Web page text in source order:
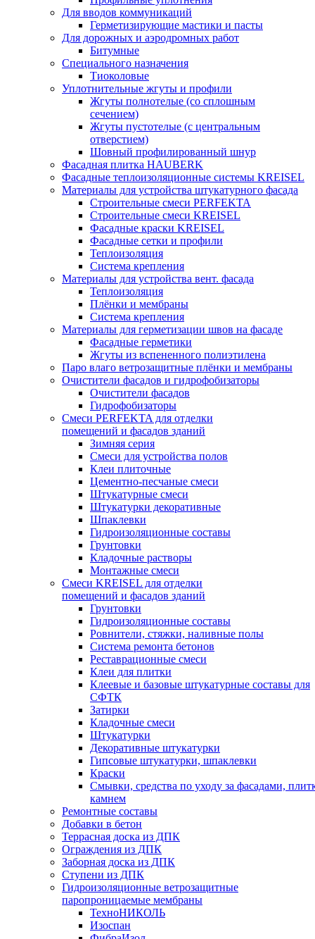
Для вводов коммуникаций
Герметизирующие мастики и пасты
Для дорожных и аэродромных работ
Битумные
Специального назначения
Тиоколовые
Уплотнительные жгуты и профили
Жгуты полнотелые (со сплошным
сечением)
Жгуты пустотелые (с центральным
отверстием)
Шовный профилированный шнур
Фасадная плитка HAUBERK
Фасадные теплоизоляционные системы KREISEL
Материалы для устройства штукатурного фасада
Строительные смеси PERFEKTA
Строительные смеси KREISEL
Фасадные краски KREISEL
Фасадные сетки и профили
Теплоизоляция
Система крепления
Материалы для устройства вент. фасада
Теплоизоляция
Плёнки и мембраны
Система крепления
Материалы для герметизации швов на фасаде
Фасадные герметики
Жгуты из вспененного полиэтилена
Паро влаго ветрозащитные плёнки и мембраны
Очистители фасадов и гидрофобизаторы
Очистители фасадов
Гидрофобизаторы
Смеси PERFEKTA для отделки
помещений и фасадов зданий
Зимняя серия
Смеси для устройства полов
Клеи плиточные
Цементно-песчаные смеси
Штукатурные смеси
Штукатурки декоративные
Шпаклевки
Гидроизоляционные составы
Грунтовки
Кладочные растворы
Монтажные смеси
Смеси KREISEL для отделки
помещений и фасадов зданий
Грунтовки
Гидроизоляционные составы
Ровнители, стяжки, наливные полы
Cистема ремонта бетонов
Реставрационные смеси
Клеи для плитки
Клеевые и базовые штукатурные составы для
СФТК
Затирки
Кладочные смеси
Штукатурки
Декоративные штукатурки
Гипсовые штукатурки, шпаклевки
Краски
Смывки, средства по уходу за фасадами,
камнем
Ремонтные составы
Добавки в бетон
Террасная доска из ДПК
Ограждения из ДПК
Заборная доска из ДПК
Ступени из ДПК
Гидроизоляционные ветрозащитные
паропроницаемые мембраны
ТехноНИКОЛЬ
Изоспан